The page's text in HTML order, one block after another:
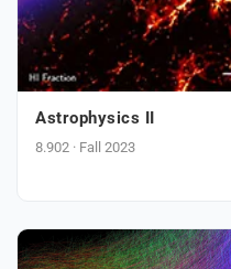
Astrophysics II
8.902 · Fall 2023